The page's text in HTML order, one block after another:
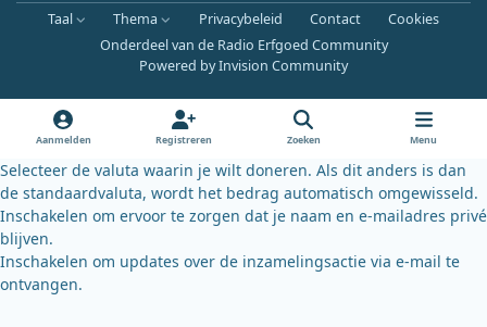
c
e
o
k
u
b
u
k
y
Taal Thema Privacybeleid Contact
Cookies
Onderdeel van de Radio Erfgoed Community
Powered byInvision Community
Aanmelden Registreren Zoeken Menu
Selecteer de valuta waarin je wilt doneren. Als dit anders is dan
de standaardvaluta, wordt het bedrag automatisch omgewisseld.
Inschakelen om ervoor te zorgen dat je naam en e-mailadres privé
blijven.
Inschakelen om updates over de inzamelingsactie via e-mail te
ontvangen.